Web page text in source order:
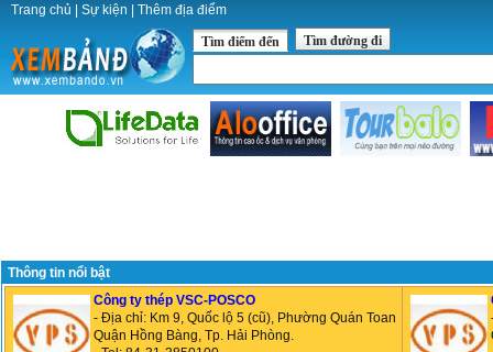
Trang chủ Sự kiện Thêm địa điểm
Tìm điểm đến Tìm đường đi
Thông tin nổi bật
Công ty thép VSC-POSCO
- Địa chỉ: Km 9, Quốc lộ 5 (cũ), Phường Quán Toan
Quận Hồng Bàng, Tp. Hải Phòng.